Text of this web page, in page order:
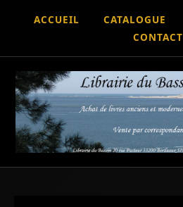
ACCUEIL CATALOGUE
CONTACT